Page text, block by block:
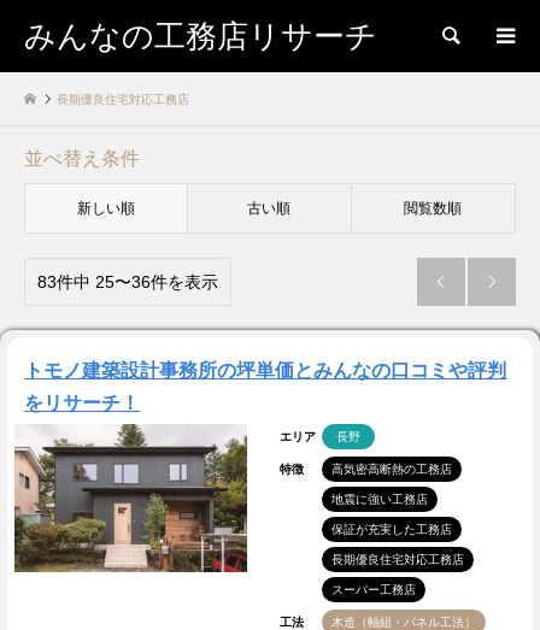
みんなの工務店リサーチ 検索
長期優良住宅対応工務店
並べ替え条件
新しい順 古い順 閲覧数順
83件中 25〜36件を表示  
トモノ建築設計事務所の坪単価とみんなの口コミや評判
をリサーチ！
エリア 長野
特徴 高気密高断熱の工務店
地震に強い工務店
保証が充実した工務店
長期優良住宅対応工務店
スーパー工務店
工法 木造（軸組・パネル工法）